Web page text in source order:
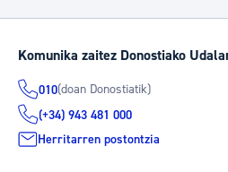
Komunika zaitez Donostiako
010(doan Donostiatik)
(+34) 943 481 000
Herritarren postontzia